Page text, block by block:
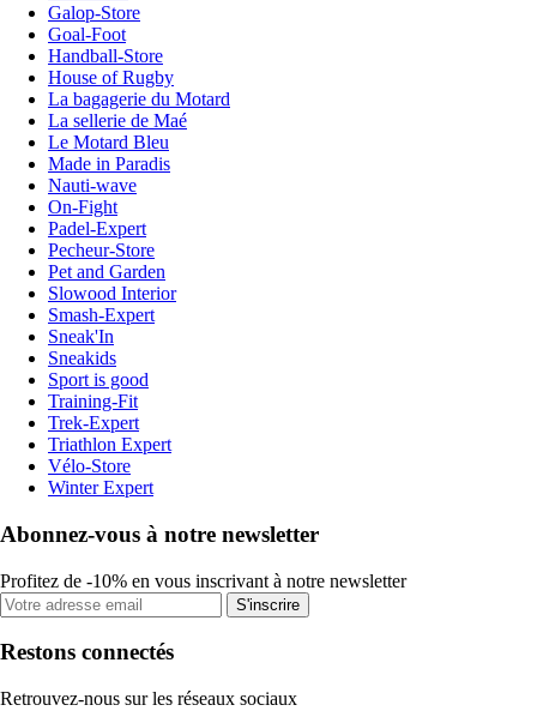
Galop-Store
Goal-Foot
Handball-Store
House of Rugby
La bagagerie du Motard
La sellerie de Maé
Le Motard Bleu
Made in Paradis
Nauti-wave
On-Fight
Padel-Expert
Pecheur-Store
Pet and Garden
Slowood Interior
Smash-Expert
Sneak'In
Sneakids
Sport is good
Training-Fit
Trek-Expert
Triathlon Expert
Vélo-Store
Winter Expert
Abonnez-vous à notre newsletter
Profitez de -10% en vous inscrivant à notre newsletter
S'inscrire
Restons connectés
Retrouvez-nous sur les réseaux sociaux